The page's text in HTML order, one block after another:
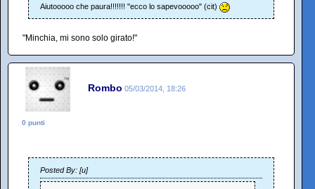
Aiutooooo che paura!!!!!!! "ecco lo sapevooooo" (cit)
"Minchia, mi sono solo girato!"
Rombo 05/03/2014, 18:26
0 punti
Posted By: [u]